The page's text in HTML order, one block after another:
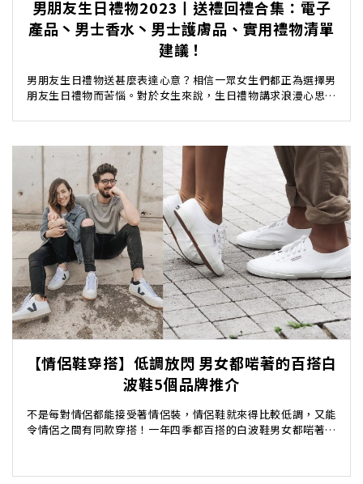
男朋友生日禮物2023丨送禮回禮合集：電子
產品丶男士香水丶男士護膚品、實用禮物清單
建議！
男朋友生日禮物送甚麼表達心意？相信一眾女生們都正為選擇男
朋友生日禮物而苦惱。對於女生來說，生日禮物講求浪漫心思。
【情侶鞋穿搭】低調放閃 男女都啱著的百搭白
波鞋5個品牌推介
不是每對情侶都能接受著情侶裝，情侶鞋就來得比較低調，又能
令情侶之間有同款穿搭！一年四季都百搭的白波鞋男女都啱著，